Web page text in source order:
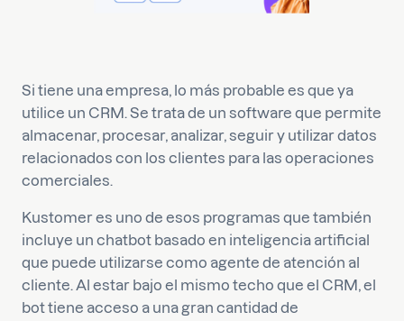
Si tiene una empresa, lo más probable es que ya
utilice un CRM. Se trata de un software que permite
almacenar, procesar, analizar, seguir y utilizar datos
relacionados con los clientes para las operaciones
comerciales.
Kustomer es uno de esos programas que también
incluye un chatbot basado en inteligencia artificial
que puede utilizarse como agente de atención al
cliente. Al estar bajo el mismo techo que el CRM, el
bot tiene acceso a una gran cantidad de